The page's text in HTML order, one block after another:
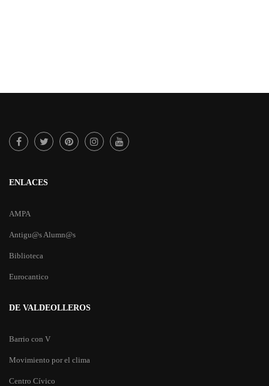
ENLACES
AMPA
Antigu@s Alumn@s
Biblioteca
Eurocantico
DE VALDEOLLEROS
Barrio con V
Movimiento por el clima
Centro Cívico